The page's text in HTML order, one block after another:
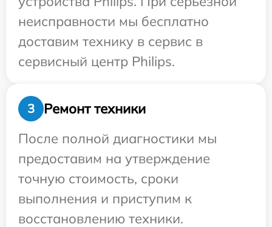
неисправности мы бесплатно
доставим технику в сервис в
сервисный центр Philips.
3
Ремонт техники
После полной диагностики мы
предоставим на утверждение
точную стоимость, сроки
выполнения и приступим к
восстановлению техники.